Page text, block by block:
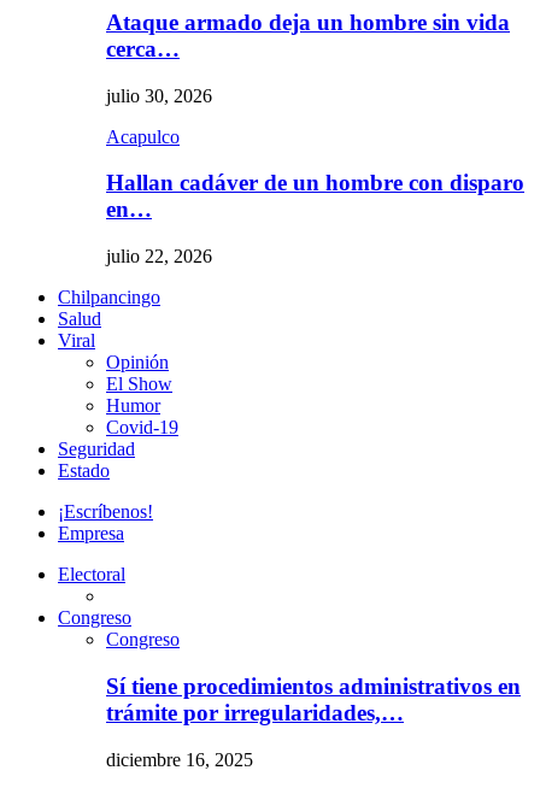
Ataque armado deja un hombre sin vida
cerca…
julio 30, 2026
Acapulco
Hallan cadáver de un hombre con disparo
en…
julio 22, 2026
Chilpancingo
Salud
Viral
Opinión
El Show
Humor
Covid-19
Seguridad
Estado
¡Escríbenos!
Empresa
Electoral
Congreso
Congreso
Sí tiene procedimientos administrativos en
trámite por irregularidades,…
diciembre 16, 2025